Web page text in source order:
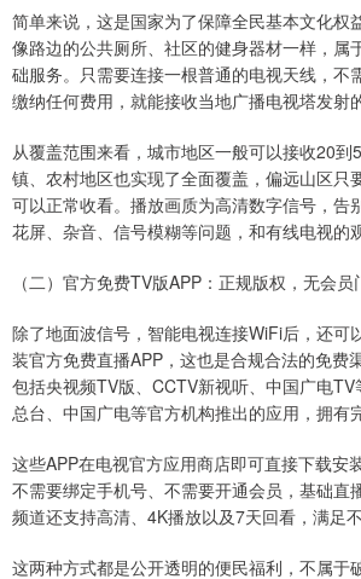
简单来说，这是国家为了保障全民基本文化权
像路边的公共厕所、社区的健身器材一样，属
础服务。只需要连接一根普通的电视天线，不
缴纳任何费用，就能接收当地广播电视塔发射
从覆盖范围来看，城市地区一般可以接收20到
镇、农村地区也实现了全面覆盖，偏远山区只
可以正常收看。播放画质为高清数字信号，告
花屏、杂音、信号模糊等问题，和有线电视的
（二）官方免费TV版APP：正规版权，无会员
除了地面波信号，智能电视连接WiFi后，还可
装官方免费直播APP，这也是合规合法的免费
包括央视频TV版、CCTV新视听、中国广电
总台、中国广电等官方机构推出的应用，拥有
这些APP在电视官方应用商店即可直接下载安
不需要绑定手机号、不需要开通会员，基础直
频道还支持高清、4K播放以及7天回看，满足
这两种方式都是公开透明的便民福利，不属于